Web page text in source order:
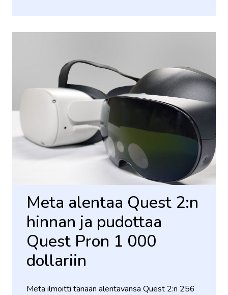
Meta alentaa Quest 2:n
hinnan ja pudottaa
Quest Pron 1 000
dollariin
Meta ilmoitti tänään alentavansa Quest 2:n 256